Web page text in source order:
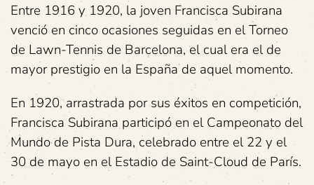
Entre 1916 y 1920, la joven Francisca Subirana
venció en cinco ocasiones seguidas en el Torneo
de Lawn-Tennis de Barcelona, el cual era el de
mayor prestigio en la España de aquel momento.
En 1920, arrastrada por sus éxitos en competición,
Francisca Subirana participó en el Campeonato del
Mundo de Pista Dura, celebrado entre el 22 y el
30 de mayo en el Estadio de Saint-Cloud de París.